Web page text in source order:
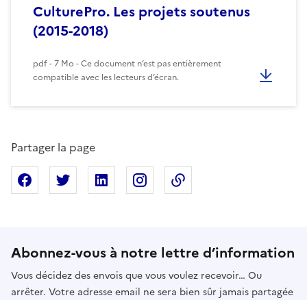
CulturePro. Les projets soutenus
(2015-2018)
pdf - 7 Mo - Ce document n’est pas entièrement
compatible avec les lecteurs d’écran.
Partager la page
Partager sur Facebook
Partager sur XPartager sur Linkedin
Partager sur Instagram
Abonnez-vous à notre lettre d’information
Vous décidez des envois que vous voulez recevoir… Ou
arrêter. Votre adresse email ne sera bien sûr jamais partagée